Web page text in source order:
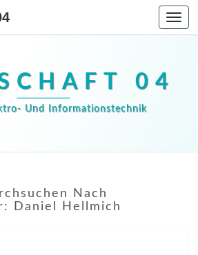
04
Und Informationstechnik
Nach
Daniel Hellmich